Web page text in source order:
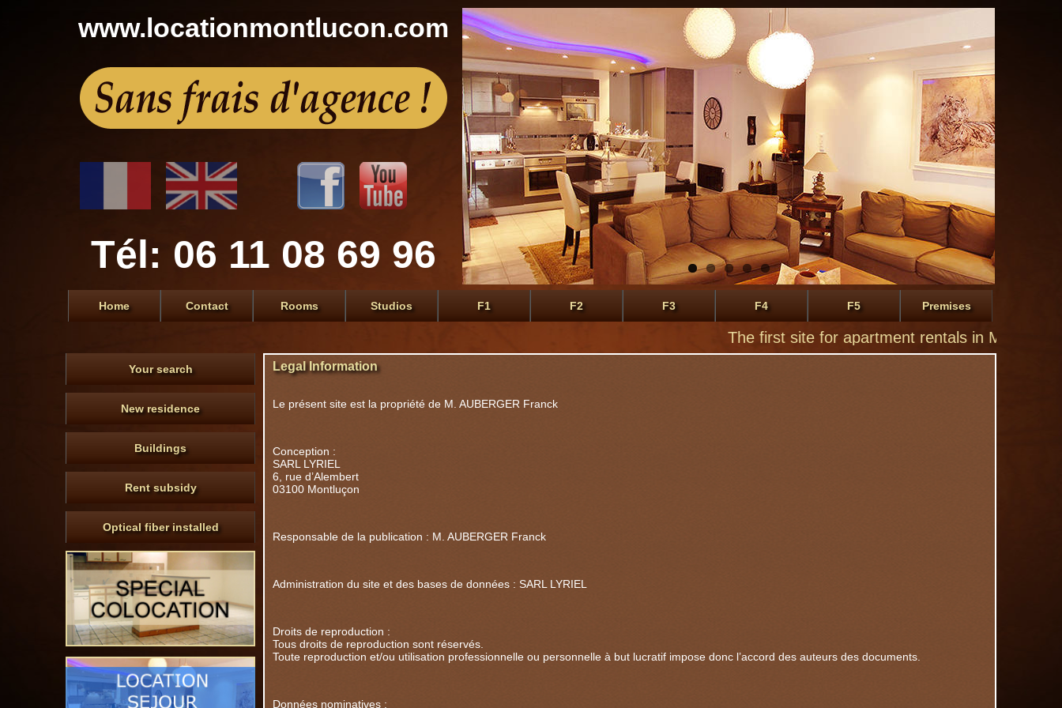
www.locationmontlucon.com
Tél: 06 11 08 69 96
Home Contact Rooms Studios F1 F2 F3 F4 F5 Premises
The first site for apartment rentals in Montluçon of
Legal Information
Le présent site est la propriété de M. AUBERGER Franck
Conception :
SARL LYRIEL
6, rue d’Alembert
03100 Montluçon
Responsable de la publication : M. AUBERGER Franck
Administration du site et des bases de données : SARL LYRIEL
Droits de reproduction :
Tous droits de reproduction sont réservés.
Toute reproduction et/ou utilisation professionnelle ou personnelle à but lucratif impose donc l’accord des auteurs des documents.
Données nominatives :
Your search
New residence
Buildings
Rent subsidy
Optical fiber installed